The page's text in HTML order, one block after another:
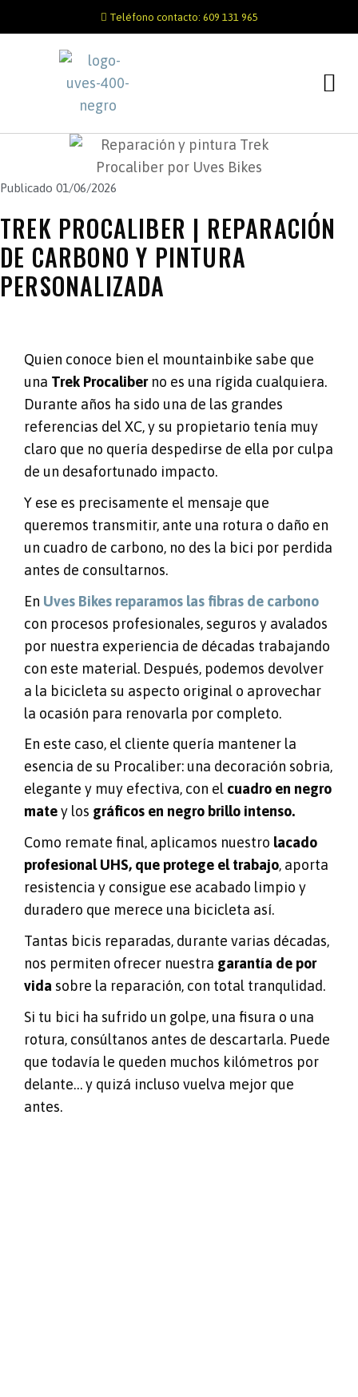
Teléfono contacto: 609 131 965
Publicado 01/06/2026
TREK PROCALIBER | REPARACIÓN
DE CARBONO Y PINTURA
PERSONALIZADA
Quien conoce bien el mountainbike sabe que
una Trek Procaliberno es una rígida cualquiera.
Durante años ha sido una de las grandes
referencias del XC, y su propietario tenía muy
claro que no quería despedirse de ella por culpa
de un desafortunado impacto.
Y ese es precisamente el mensaje que
queremos transmitir, ante una rotura o daño en
un cuadro de carbono, no des la bici por perdida
antes de consultarnos.
En Uves Bikes reparamos las fibras de carbono
con procesos profesionales, seguros y avalados
por nuestra experiencia de décadas trabajando
con este material. Después, podemos devolver
a la bicicleta su aspecto original o aprovechar
la ocasión para renovarla por completo.
En este caso, el cliente quería mantener la
esencia de su Procaliber: una decoración sobria,
elegante y muy efectiva, con el cuadro en negro
matey los gráficos en negro brillo intenso.
Como remate final, aplicamos nuestro lacado
profesional UHS, que protege el trabajo, aporta
resistencia y consigue ese acabado limpio y
duradero que merece una bicicleta así.
Tantas bicis reparadas, durante varias décadas,
nos permiten ofrecer nuestra garantía de por
vida sobre la reparación, con total tranqulidad.
Si tu bici ha sufrido un golpe, una fisura o una
rotura, consúltanos antes de descartarla. Puede
que todavía le queden muchos kilómetros por
delante… y quizá incluso vuelva mejor que
antes.